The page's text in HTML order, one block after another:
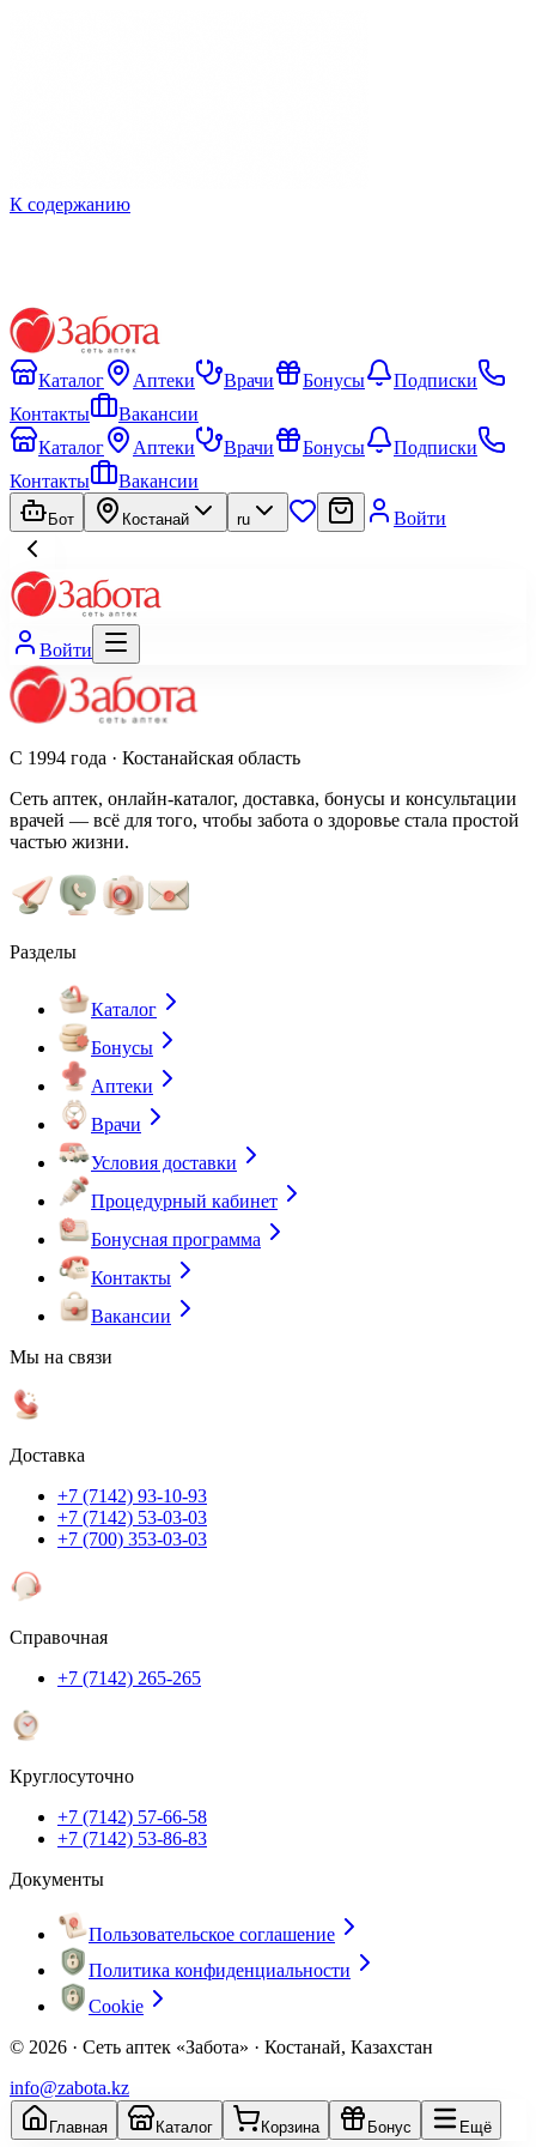
К содержанию
Каталог Аптеки Врачи Бонусы
Подписки
Контакты
Вакансии
Каталог
Аптеки Врачи Бонусы
Подписки
Контакты
Вакансии
Бот Костанай ru Войти
Войти
С 1994 года · Костанайская область
Сеть аптек, онлайн-каталог, доставка, бонусы и консультации
врачей — всё для того, чтобы забота о здоровье стала простой
частью жизни.
Разделы
Каталог
Бонусы
Аптеки
Врачи
Условия доставки
Процедурный кабинет
Бонусная программа
Контакты
Вакансии
Мы на связи
Доставка
+7 (7142) 93-10-93
+7 (7142) 53-03-03
+7 (700) 353-03-03
Справочная
+7 (7142) 265-265
Круглосуточно
+7 (7142) 57-66-58
+7 (7142) 53-86-83
Документы
Пользовательское соглашение
Политика конфиденциальности
Cookie
© 2026 · Сеть аптек «Забота» · Костанай, Казахстан
info@zabota.kz
Главная Каталог Корзина Бонус Ещё